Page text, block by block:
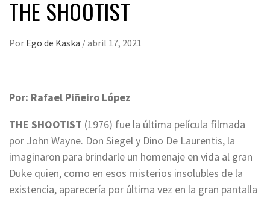
THE SHOOTIST
Por Ego de Kaska /abril 17, 2021
Por: Rafael Piñeiro López
THE SHOOTIST (1976) fue la última película filmada
por John Wayne. Don Siegel y Dino De Laurentis, la
imaginaron para brindarle un homenaje en vida al gran
Duke quien, como en esos misterios insolubles de la
existencia, aparecería por última vez en la gran pantalla